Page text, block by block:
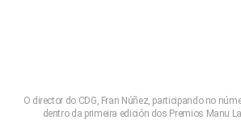
O director do CDG, Fran Núñez, participando no
dentro da primeira edición dos Premios Manu